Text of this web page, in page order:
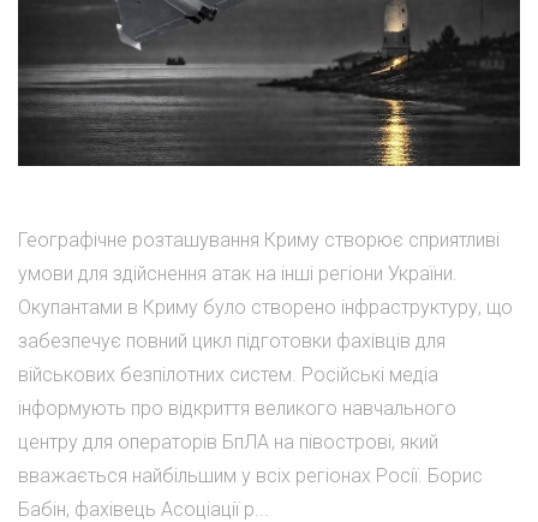
Географічне розташування Криму створює сприятливі
умови для здійснення атак на інші регіони України.
Окупантами в Криму було створено інфраструктуру, що
забезпечує повний цикл підготовки фахівців для
військових безпілотних систем. Російські медіа
інформують про відкриття великого навчального
центру для операторів БпЛА на півострові, який
вважається найбільшим у всіх регіонах Росії. Борис
Бабін, фахівець Асоціації р...